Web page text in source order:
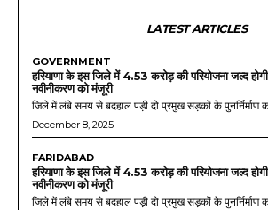
LATEST ARTICLES
GOVERNMENT
हरियाणा के इस जिले में 4.53 करोड़ की परियोजना जल्द
नवीनीकरण को मंजूरी
जिले में लंबे समय से बदहाल पड़ी दो प्रमुख सड़कों के पुनर्निर्माण
December 8, 2025
FARIDABAD
हरियाणा के इस जिले में 4.53 करोड़ की परियोजना जल्द
नवीनीकरण को मंजूरी
जिले में लंबे समय से बदहाल पड़ी दो प्रमुख सड़कों के पुनर्निर्माण